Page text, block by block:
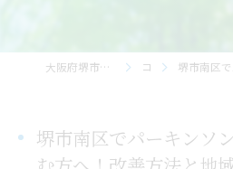
大阪府堺市の内科なら医療法人祐希会 嶋田クリニック コラム 堺市南区でパーキンソン病の歩行障害に悩
堺市南区でパーキンソ